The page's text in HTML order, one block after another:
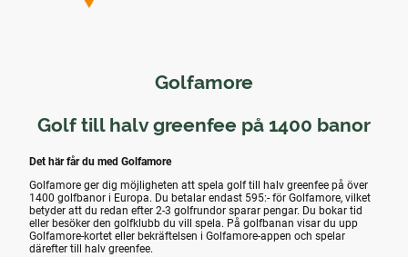
Golfamore
Golf till halv greenfee på 1400 banor
Det här får du med Golfamore
Golfamore ger dig möjligheten att spela golf till halv greenfee på över
1400 golfbanor i Europa. Du betalar endast 595:- för Golfamore, vilket
betyder att du redan efter 2-3 golfrundor sparar pengar. Du bokar tid
eller besöker den golfklubb du vill spela. På golfbanan visar du upp
Golfamore-kortet eller bekräftelsen i Golfamore-appen och spelar
därefter till halv greenfee.